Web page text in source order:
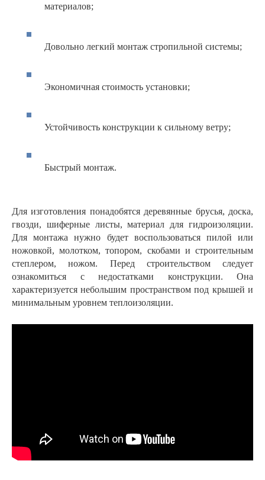
материалов;
Довольно легкий монтаж стропильной системы;
Экономичная стоимость установки;
Устойчивость конструкции к сильному ветру;
Быстрый монтаж.
Для изготовления понадобятся деревянные брусья, доска,
гвозди, шиферные листы, материал для гидроизоляции.
Для монтажа нужно будет воспользоваться пилой или
ножовкой, молотком, топором, скобами и строительным
степлером, ножом. Перед строительством следует
ознакомиться с недостатками конструкции. Она
характеризуется небольшим пространством под крышей и
минимальным уровнем теплоизоляции.